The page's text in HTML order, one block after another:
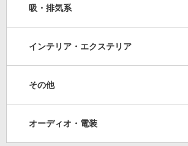
吸・排気系
インテリア・エクステリア
その他
オーディオ・電装